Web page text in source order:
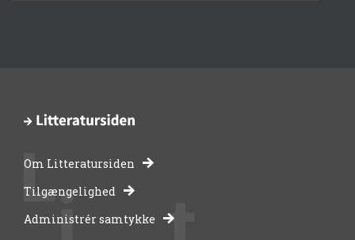
-
bibliotekernes
Om Litteratursiden
Tilgængelighed
Administrér samtykke